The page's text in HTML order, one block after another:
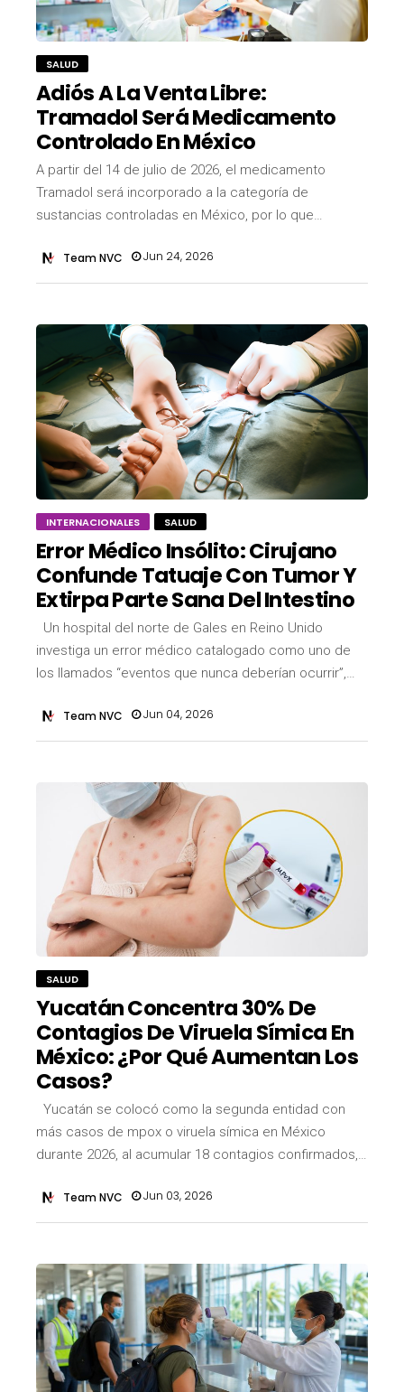
SALUD
Adiós A La Venta Libre:
Tramadol Será Medicamento
Controlado En México
A partir del 14 de julio de 2026, el medicamento
Tramadol será incorporado a la categoría de
sustancias controladas en México, por lo que…
Team NVC Jun 24, 2026
INTERNACIONALES SALUD
Error Médico Insólito: Cirujano
Confunde Tatuaje Con Tumor Y
Extirpa Parte Sana Del Intestino
Un hospital del norte de Gales en Reino Unido
investiga un error médico catalogado como uno de
los llamados “eventos que nunca deberían ocurrir”,…
Team NVC Jun 04, 2026
SALUD
Yucatán Concentra 30% De
Contagios De Viruela Símica En
México: ¿Por Qué Aumentan Los
Casos?
Yucatán se colocó como la segunda entidad con
más casos de mpox o viruela símica en México
durante 2026, al acumular 18 contagios confirmados,…
Team NVC Jun 03, 2026